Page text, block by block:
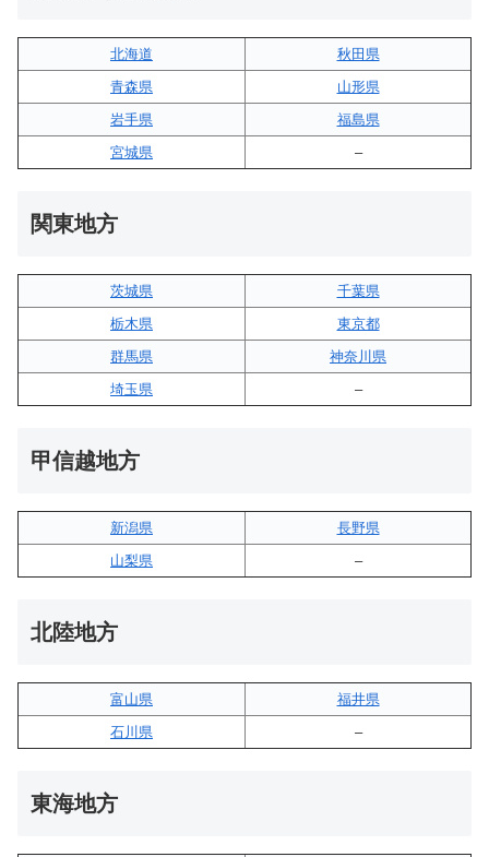
北海道
秋田県
青森県
山形県
岩手県
福島県
宮城県
–
関東地方
茨城県
千葉県
栃木県
東京都
群馬県
神奈川県
埼玉県
–
甲信越地方
新潟県
長野県
山梨県
–
北陸地方
富山県
福井県
石川県
–
東海地方